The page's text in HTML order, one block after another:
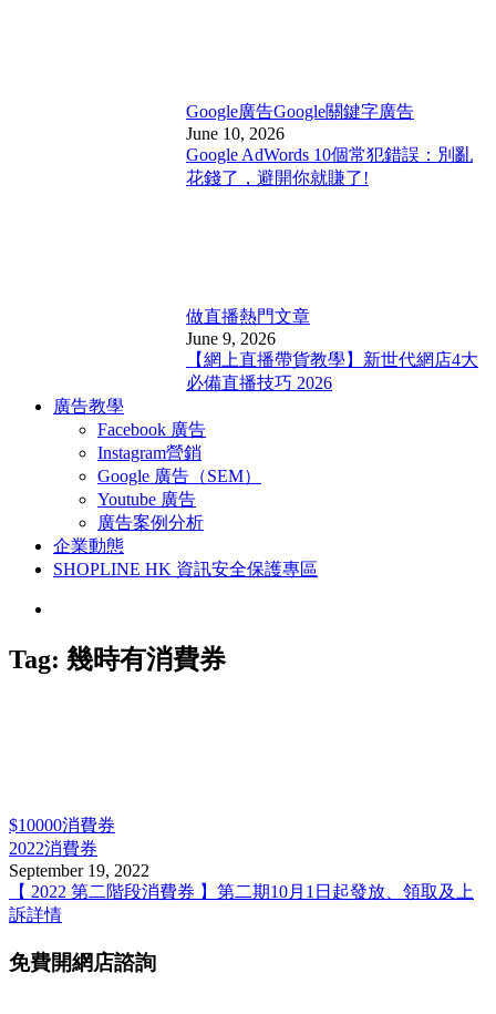
Google廣告Google關鍵字廣告
June 10, 2026
Google AdWords 10個常犯錯誤：別亂
花錢了，避開你就賺了!
做直播熱門文章
June 9, 2026
【網上直播帶貨教學】新世代網店4大
必備直播技巧 2026
廣告教學
Facebook 廣告
Instagram營銷
Google 廣告（SEM）
Youtube 廣告
廣告案例分析
企業動態
SHOPLINE HK 資訊安全保護專區
Tag: 幾時有消費券
$10000消費券
2022消費券
September 19, 2022
【 2022 第二階段消費券 】第二期10月1日起發放、領取及上
訴詳情
免費開網店諮詢